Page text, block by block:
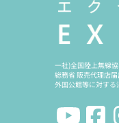
一社)全国陸上無線
総務省 販売代理店
外国公館等に対す